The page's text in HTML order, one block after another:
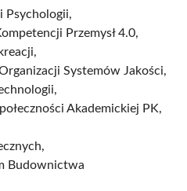
Psychologii,
Przemysł 4.0,
Systemów Jakości,
Akademickiej PK,
Budownictwa